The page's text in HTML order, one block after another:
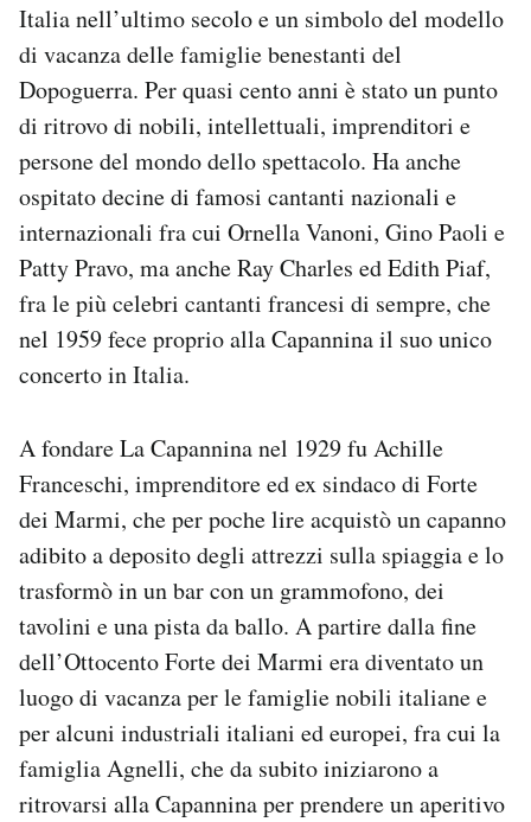
Italia nell’ultimo secolo e un simbolo del modello
di vacanza delle famiglie benestanti del
Dopoguerra. Per quasi cento anni è stato un punto
di ritrovo di nobili, intellettuali, imprenditori e
persone del mondo dello spettacolo. Ha anche
ospitato decine di famosi cantanti nazionali e
internazionali fra cui Ornella Vanoni, Gino Paoli e
Patty Pravo, ma anche Ray Charles ed Edith Piaf,
fra le più celebri cantanti francesi di sempre, che
nel 1959 fece proprio alla Capannina il suo unico
concerto in Italia.
A fondare La Capannina nel 1929 fu Achille
Franceschi, imprenditore ed ex sindaco di Forte
dei Marmi, che per poche lire acquistò un capanno
adibito a deposito degli attrezzi sulla spiaggia e lo
trasformò in un bar con un grammofono, dei
tavolini e una pista da ballo. A partire dalla fine
dell’Ottocento Forte dei Marmi era diventato un
luogo di vacanza per le famiglie nobili italiane e
per alcuni industriali italiani ed europei, fra cui la
famiglia Agnelli, che da subito iniziarono a
ritrovarsi alla Capannina per prendere un aperitivo